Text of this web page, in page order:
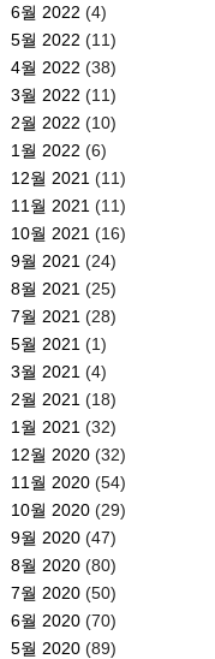
6월 2022 (4)
5월 2022 (11)
4월 2022 (38)
3월 2022 (11)
2월 2022 (10)
1월 2022 (6)
12월 2021 (11)
11월 2021 (11)
10월 2021 (16)
9월 2021 (24)
8월 2021 (25)
7월 2021 (28)
5월 2021 (1)
3월 2021 (4)
2월 2021 (18)
1월 2021 (32)
12월 2020(32)
11월 2020(54)
10월 2020(29)
9월 2020(47)
8월 2020(80)
7월 2020(50)
6월 2020(70)
5월 2020(89)